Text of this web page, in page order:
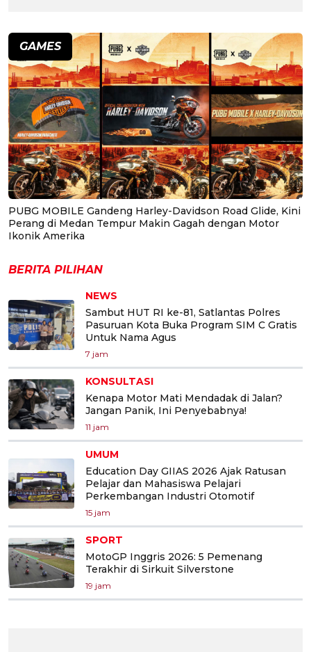
GAMES
PUBG MOBILE Gandeng Harley-Davidson Road Glide, Kini
Perang di Medan Tempur Makin Gagah dengan Motor
Ikonik Amerika
BERITA PILIHAN
NEWS
Sambut HUT RI ke-81, Satlantas Polres
Pasuruan Kota Buka Program SIM C Gratis
Untuk Nama Agus
7 jam
KONSULTASI
Kenapa Motor Mati Mendadak di Jalan?
Jangan Panik, Ini Penyebabnya!
11 jam
UMUM
Education Day GIIAS 2026 Ajak Ratusan
Pelajar dan Mahasiswa Pelajari
Perkembangan Industri Otomotif
15 jam
SPORT
MotoGP Inggris 2026: 5 Pemenang
Terakhir di Sirkuit Silverstone
19 jam